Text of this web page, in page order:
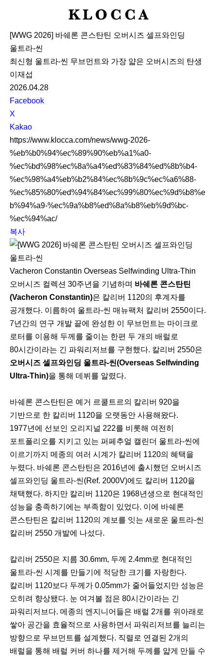
K
O
C
[WWG 2026] 바쉐론 콘스탄틴 오버시즈 셀프와인딩
울트라-씬
최신형 울트라-씬 무브먼트와 가장 얇은 오버시즈의 탄생
이재섭
2026.04.28
S
N
S
S
h
a
r
e
Facebook
X
Kakao
https://www.klocca.com/news/wwg-2026-
%eb%b0%94%ec%89%90%eb%a1%a0-
%ec%bd%98%ec%8a%a4%ed%83%84%ed%8b%b4-
%ec%98%a4%eb%b2%84%ec%8b%9c%ec%a6%88-
%ec%85%80%ed%94%84%ec%99%80%ec%9d%b8%e
b%94%a9-%ec%9a%b8%ed%8a%b8%eb%9d%bc-
%ec%94%ac/
복사
Vacheron Constantin Overseas Selfwinding Ultra-Thin
오버시즈 컬렉션 30주년을 기념하며 바쉐론 콘스탄틴
(Vacheron Constantin)은 칼리버 1120의 후계자를
공개했다. 이름하여 울트라-씬 매뉴팩처 칼리버 2550이다.
7년간의 연구 개발 끝에 완성한 이 무브먼트는 마이크로
로터를 이용해 두께를 줄이는 한편 두 개의 배럴로
80시간이라는 긴 파워리저브를 구현했다. 칼리버 2550은
오버시즈 셀프와인딩 울트라-씬(Overseas Selfwinding
Ultra-Thin)을 통해 데뷔를 알렸다.
바쉐론 콘스탄틴은 예거 르쿨트르의 칼리버 920을
기반으로 한 칼리버 1120을 오랫동안 사용해왔다.
1977년에 선보인 오리지널 222를 비롯해 여전히
포트폴리오를 지키고 있는 퍼페추얼 캘린더 울트라-씬에
이르기까지 메종의 여러 시계가 칼리버 1120의 혜택을
누렸다. 바쉐론 콘스탄틴은 2016년에 출시했던 오버시즈
셀프와인딩 울트라-씬(Ref. 2000V)에도 칼리버 1120을
채택했다. 하지만 칼리버 1120은 1968년생으로 현대적인
성능을 충족하기에는 부족함이 있었다. 이에 바쉐론
콘스탄틴은 칼리버 1120의 계보를 잇는 새로운 울트라-씬
칼리버 2550 개발에 나섰다.
칼리버 2550은 지름 30.6mm, 두께 2.4mm로 현대적인
울트라-씬 시계를 만들기에 적당한 크기를 자랑한다.
칼리버 1120보다 두께가 0.05mm가 줄어들었지만 성능은
오히려 향상됐다. 눈 여겨볼 점은 80시간이라는 긴
파워리저브다. 메종의 엔지니어들은 배럴 2개를 위아래로
쌓아 공간을 효율적으로 사용하면서 파워리저브를 늘리는
방향으로 무브먼트를 설계했다. 직렬로 연결된 2개의
배럴을 통해 배럴 커버 하나를 제거해 두께를 얇게 만들 수